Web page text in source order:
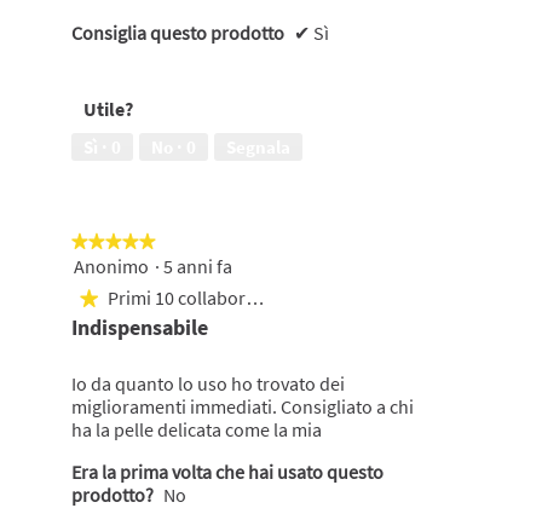
Consiglia questo prodotto ✔ Sì
Utile?
★★★★★
★★★★★
5
stelle.
Anonimo · 5 anni fa
★ Primi 10 collaboratori
Indispensabile
Io da quanto lo uso ho trovato dei
miglioramenti immediati. Consigliato a chi
ha la pelle delicata come la mia
Era la prima volta che hai usato questo
prodotto? No